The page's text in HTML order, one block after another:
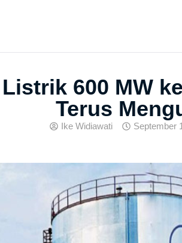
600 MW
Terus
Ike Widiawati September